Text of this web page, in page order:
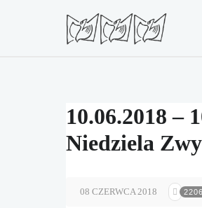
10.06.2018 –
Niedziela
08 CZERWCA 2018 2206